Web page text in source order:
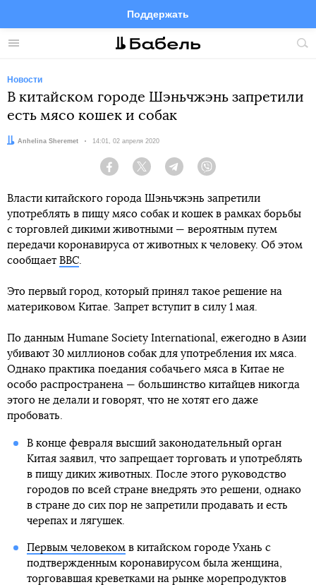
Меню
Поддержать
FacebookTelegramTwitter
Новости
В китайском городе Шэньчжэнь запретили
есть мясо кошек и собак
Автор:
Anhelina Sheremet Дата:
14:01, 02 апреля 2020
Facebook Twitter Telegram
Власти китайского города Шэньчжэнь запретили
употреблять в пищу мясо собак и кошек в рамках борьбы
с торговлей дикими животными — вероятным путем
передачи коронавируса от животных к человеку. Об этом
сообщает BBC.
Это первый город, который принял такое решение на
материковом Китае. Запрет вступит в силу 1 мая.
По данным Humane Society International, ежегодно в Азии
убивают 30 миллионов собак для употребления их мяса.
Однако практика поедания собачьего мяса в Китае не
особо распространена — большинство китайцев никогда
этого не делали и говорят, что не хотят его даже
пробовать.
В конце февраля высший законодательный орган
Китая заявил, что запрещает торговать и употреблять
в пищу диких животных. После этого руководство
городов по всей стране внедрять это решени, однако
в стране до сих пор не запретили продавать и есть
черепах и лягушек.
Первым человекомв китайском городе Ухань с
подтвержденным коронавирусом была женщина,
торговавшая креветками на рынке морепродуктов